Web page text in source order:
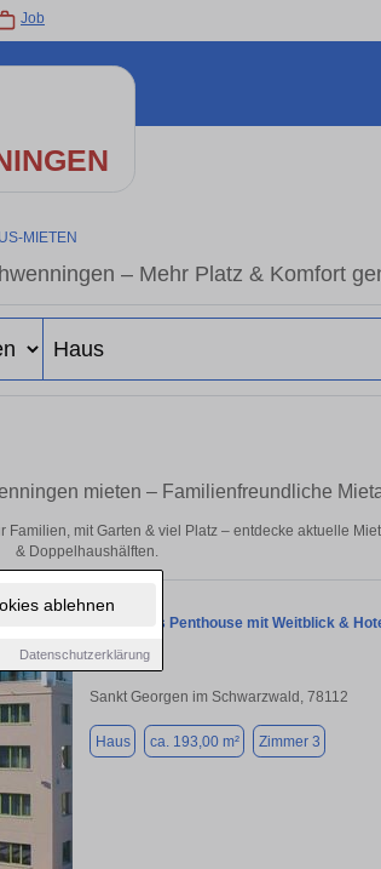
ablehnen
Datenschutzerklärung
Job
MIETEN
– Mehr Platz & Komfort
mieten – Familienfreundliche
mit Garten & viel Platz – entdecke aktuelle
& Doppelhaushälften.
Exklusives Penthouse mit Weitblick &
Sankt Georgen im Schwarzwald, 78112
Haus ca. 193,00 m² Zimmer 3